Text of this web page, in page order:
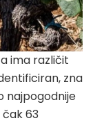
ima različit
zna
najpogodnije
63